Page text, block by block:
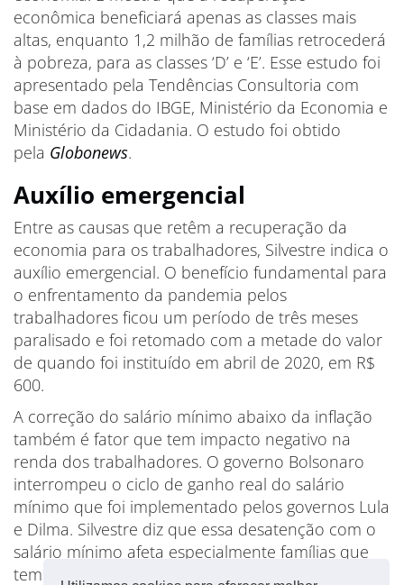
econômica beneficiará apenas as classes mais
altas, enquanto 1,2 milhão de famílias retrocederá
à pobreza, para as classes ‘D’ e ‘E’. Esse estudo foi
apresentado pela Tendências Consultoria com
base em dados do IBGE, Ministério da Economia e
Ministério da Cidadania. O estudo foi obtido
pela Globonews.
Auxílio emergencial
Entre as causas que retêm a recuperação da
economia para os trabalhadores, Silvestre indica o
auxílio emergencial. O benefício fundamental para
o enfrentamento da pandemia pelos
trabalhadores ficou um período de três meses
paralisado e foi retomado com a metade do valor
de quando foi instituído em abril de 2020, em R$
600.
A correção do salário mínimo abaixo da inflação
também é fator que tem impacto negativo na
renda dos trabalhadores. O governo Bolsonaro
interrompeu o ciclo de ganho real do salário
mínimo que foi implementado pelos governos Lula
e Dilma. Silvestre diz que essa desatenção com o
salário mínimo afeta especialmente famílias que
tem renda mensal em torno de 2,7 salários.